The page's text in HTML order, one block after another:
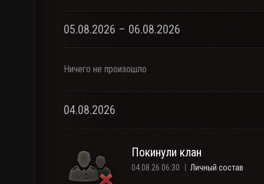
05.08.2026 – 06.08.2026
Ничего не произошло
04.08.2026
Покинули клан
04.08.26 06:30 Личный состав